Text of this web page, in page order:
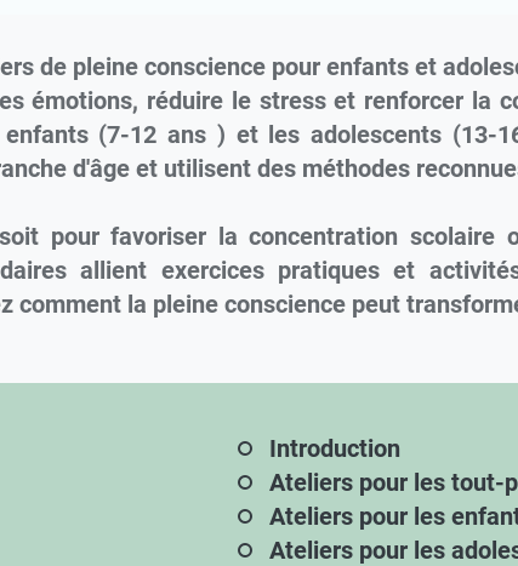
de pleine conscience pour enfants et
émotions, réduire le stress et renforcer la
(7-12 ans ) et les adolescents (13-
d'âge et utilisent des méthodes
pour favoriser la concentration scolaire
allient exercices pratiques et
comment la pleine conscience peut
Introduction
Ateliers pour les tout-
Ateliers pour les
Ateliers pour les